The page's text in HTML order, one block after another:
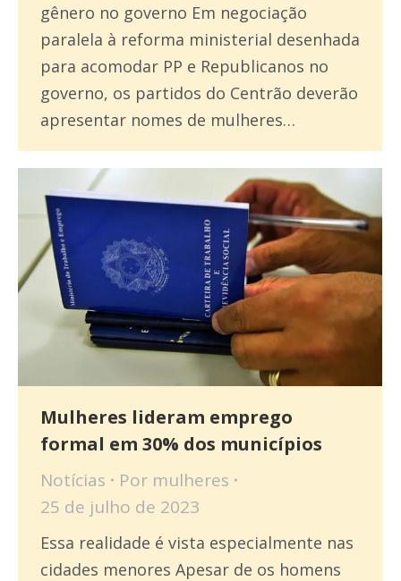
gênero no governo Em negociação
paralela à reforma ministerial desenhada
para acomodar PP e Republicanos no
governo, os partidos do Centrão deverão
apresentar nomes de mulheres…
Mulheres lideram emprego
formal em 30% dos municípios
Notícias Por mulheres
25 de julho de 2023
Essa realidade é vista especialmente nas
cidades menores Apesar de os homens